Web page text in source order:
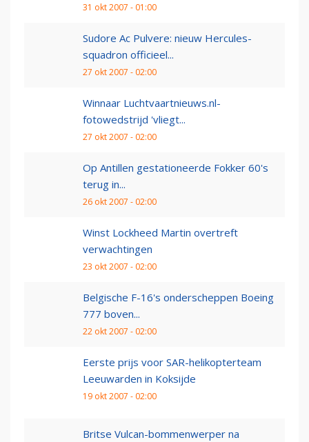
31 okt 2007 - 01:00
Sudore Ac Pulvere: nieuw Hercules-
squadron officieel...
27 okt 2007 - 02:00
Winnaar Luchtvaartnieuws.nl-
fotowedstrijd 'vliegt...
27 okt 2007 - 02:00
Op Antillen gestationeerde Fokker 60's
terug in...
26 okt 2007 - 02:00
Winst Lockheed Martin overtreft
verwachtingen
23 okt 2007 - 02:00
Belgische F-16's onderscheppen Boeing
777 boven...
22 okt 2007 - 02:00
Eerste prijs voor SAR-helikopterteam
Leeuwarden in Koksijde
19 okt 2007 - 02:00
Britse Vulcan-bommenwerper na